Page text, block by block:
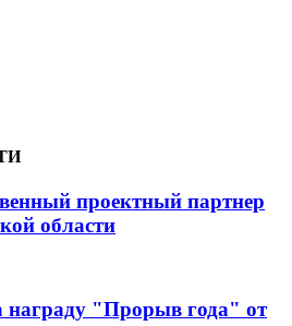
проектный партнер
области
награду "Прорыв года" от